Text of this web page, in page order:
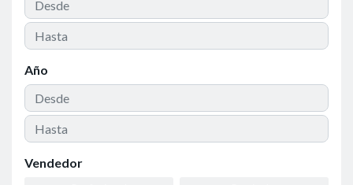
Año
Vendedor